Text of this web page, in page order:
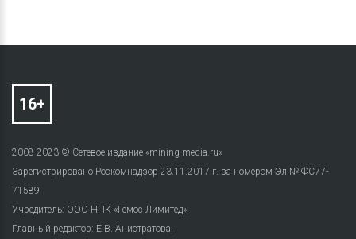
2008-2023 © Сетевое издание «mining-media.ru»
Зарегистрировано Роскомнадзор 23.11.2017 г. за номером Эл № ФС77-
71589
Учредитель: ООО НПК «Гемос Лимитед»,
Главный редактор: Е.В. Анистратова,